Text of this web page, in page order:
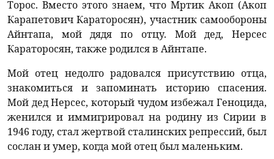
Торос. Вместо этого знаем, что Мртик Акоп (Акоп
Карапетович Караторосян), участник самообороны
Айнтапа, мой дядя по отцу. Мой дед, Нерсес
Караторосян, также родился в Айнтапе.
Мой отец недолго радовался присутствию отца,
знакомиться и запоминать историю спасения.
Мой дед Нерсес, который чудом избежал Геноцида,
женился и иммигрировал на родину из Сирии в
1946 году, стал жертвой сталинских репрессий, был
сослан и умер, когда мой отец был маленьким.